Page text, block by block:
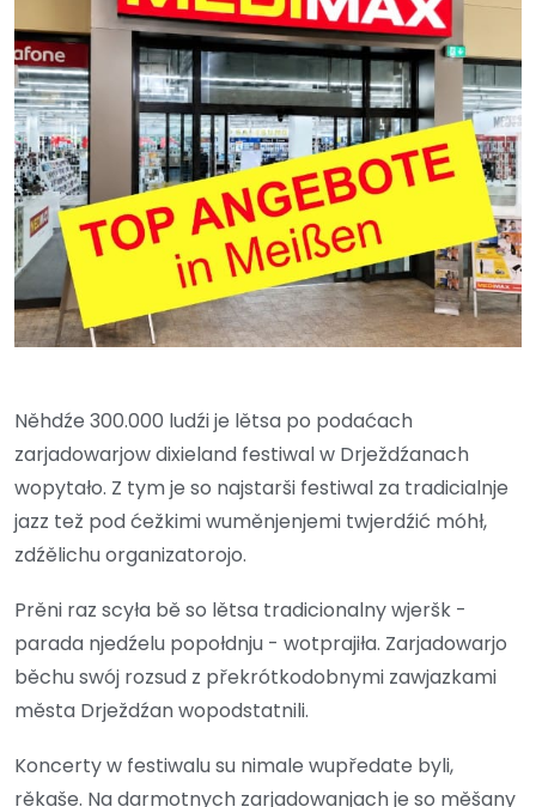
Něhdźe 300.000 ludźi je lětsa po podaćach
zarjadowarjow dixieland festiwal w Drježdźanach
wopytało. Z tym je so najstarši festiwal za tradicialnje
jazz tež pod ćežkimi wuměnjenjemi twjerdźić móhł,
zdźělichu organizatorojo.
Prěni raz scyła bě so lětsa tradicionalny wjeršk -
parada njedźelu popołdnju - wotprajiła. Zarjadowarjo
běchu swój rozsud z překrótkodobnymi zawjazkami
města Drježdźan wopodstatnili.
Koncerty w festiwalu su nimale wupředate byli,
rěkaše. Na darmotnych zarjadowanjach je so měšany